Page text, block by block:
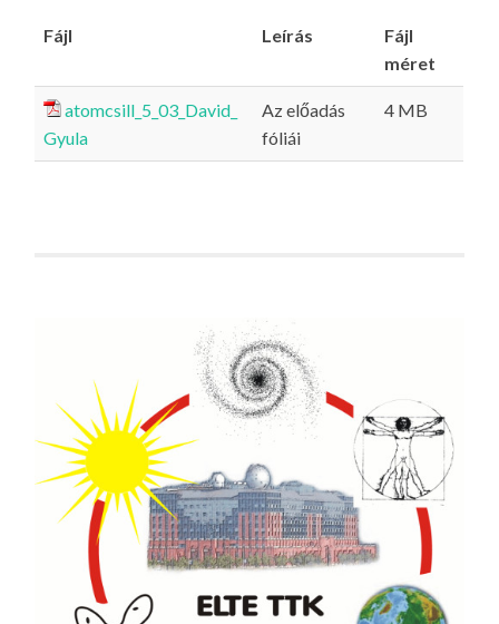
Fájl Leírás
Fájl
méret
atomcsill_5_03_David_
Gyula
Az előadás
fóliái
4 MB